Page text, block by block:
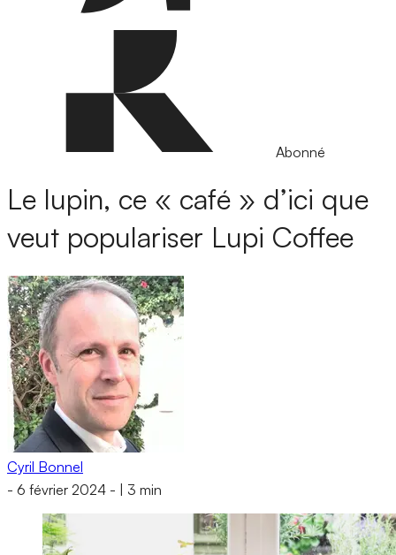
Abonné
Le lupin, ce « café » d’ici que
veut populariser Lupi Coffee
Cyril Bonnel
- 6 février 2024 - 3 min